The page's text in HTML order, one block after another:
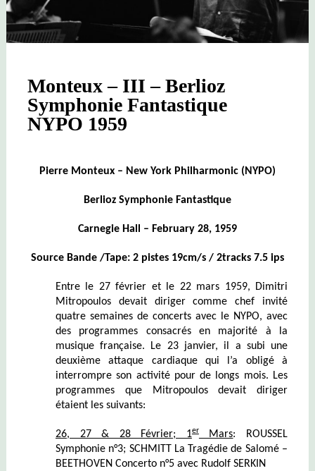
Monteux – III – Berlioz
Symphonie Fantastique
NYPO 1959
Pierre Monteux – New York Philharmonic (NYPO)
Berlioz Symphonie Fantastique
Carnegie Hall – February 28, 1959
Source Bande /Tape: 2 pistes 19cm/s / 2tracks 7.5 ips
Entre le 27 février et le 22 mars 1959, Dimitri
Mitropoulos devait diriger comme chef invité
quatre semaines de concerts avec le NYPO, avec
des programmes consacrés en majorité à la
musique française. Le 23 janvier, il a subi une
deuxième attaque cardiaque qui l’a obligé à
interrompre son activité pour de longs mois. Les
programmes que Mitropoulos devait diriger
étaient les suivants:
26, 27 & 28 Février; 1erMars: ROUSSEL
Symphonie n°3; SCHMITT La Tragédie de Salomé –
BEETHOVEN Concerto n°5 avec Rudolf SERKIN